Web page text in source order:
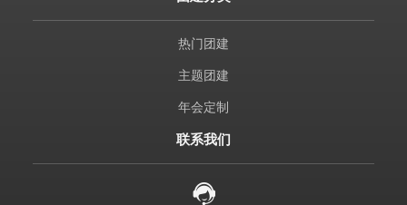
热门团建
主题团建
年会定制
联系我们